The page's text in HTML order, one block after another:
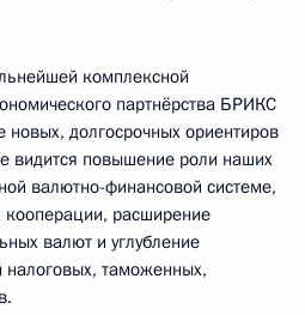
комплексной
партнёрства БРИКС
долгосрочных ориентиров
видится повышение роли наших
валютно-финансовой системе,
расширение
валют и углубление
налоговых, таможенных,